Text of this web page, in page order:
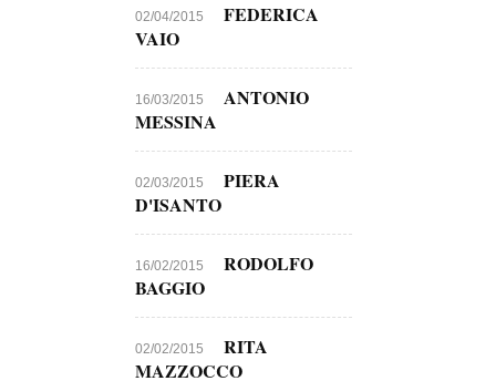
02/04/2015
FEDERICA
VAIO
16/03/2015
ANTONIO
MESSINA
02/03/2015
PIERA
D'ISANTO
16/02/2015
RODOLFO
BAGGIO
02/02/2015
RITA
MAZZOCCO